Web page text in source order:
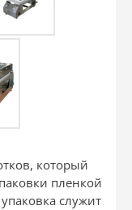
который
пленкой
служит